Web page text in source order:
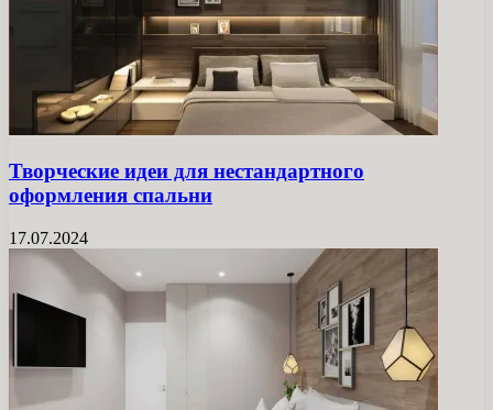
Творческие идеи для нестандартного
оформления спальни
17.07.2024